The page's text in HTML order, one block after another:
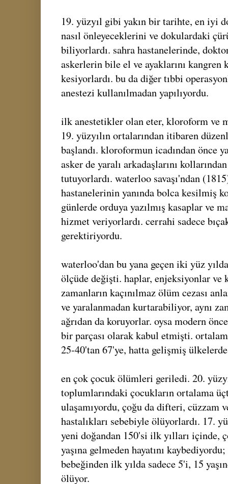
19. yüzyıl gibi yakın bir tarihte, en iyi
nasıl önleyeceklerini ve dokulardaki
biliyorlardı. sahra hastanelerinde,
askerlerin bile el ve ayaklarını kangren
kesiyorlardı. bu da diğer tıbbi
anestezi kullanılmadan yapılıyordu.
ilk anestetikler olan eter, kloroform ve
19. yüzyılın ortalarından itibaren
başlandı. kloroformun icadından önce
asker de yaralı arkadaşlarını
tutuyorlardı. waterloo savaşı'ndan
hastanelerinin yanında bolca kesilmiş
günlerde orduya yazılmış kasaplar ve
hizmet veriyorlardı. cerrahi sadece
gerektiriyordu.
waterloo'dan bu yana geçen iki yüz
ölçüde değişti. haplar, enjeksiyonlar
zamanların kaçınılmaz ölüm cezası
ve yaralanmadan kurtarabiliyor, aynı
ağrıdan da koruyorlar. oysa modern
bir parçası olarak kabul etmişti.
25-40'tan 67'ye, hatta gelişmiş
en çok çocuk ölümleri geriledi. 20.
toplumlarındaki çocukların ortalama
ulaşamıyordu, çoğu da difteri, cüzzam
hastalıkları sebebiyle ölüyorlardı. 17.
yeni doğandan 150'si ilk yılları içinde,
yaşına gelmeden hayatını
bebeğinden ilk yılda sadece 5'i, 15
ölüyor.